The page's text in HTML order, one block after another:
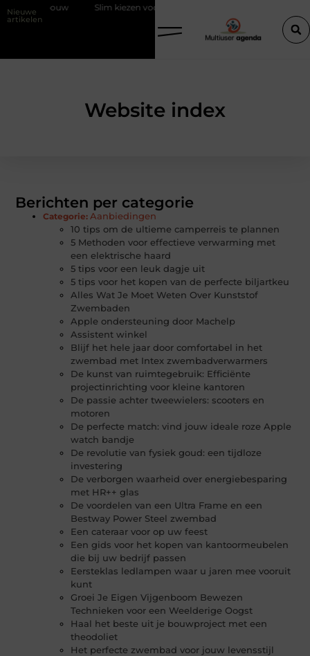
Nieuwe
artikelen
Slim kiezen voor wisselweer met een tussenjas
Website index
Berichten per categorie
Categorie: Aanbiedingen
10 tips om de ultieme camperreis te plannen
5 Methoden voor effectieve verwarming met
een elektrische haard
5 tips voor een leuk dagje uit
5 tips voor het kopen van de perfecte biljartkeu
Alles Wat Je Moet Weten Over Kunststof
Zwembaden
Apple ondersteuning door Machelp
Assistent winkel
Blijf het hele jaar door comfortabel in het
zwembad met Intex zwembadverwarmers
De kunst van ruimtegebruik: Efficiënte
projectinrichting voor kleine kantoren
De passie achter tweewielers: scooters en
motoren
De perfecte match: vind jouw ideale roze Apple
watch bandje
De revolutie van fysiek goud: een tijdloze
investering
De verborgen waarheid over energiebesparing
met HR++ glas
De voordelen van een Ultra Frame en een
Bestway Power Steel zwembad
Een cateraar voor op uw feest
Een gids voor het kopen van kantoormeubelen
die bij uw bedrijf passen
Eersteklas ledlampen waar u jaren mee vooruit
kunt
Groei Je Eigen Vijgenboom Bewezen
Technieken voor een Weelderige Oogst
Haal het beste uit je bouwproject met een
theodoliet
Het perfecte zwembad voor jouw levensstijl